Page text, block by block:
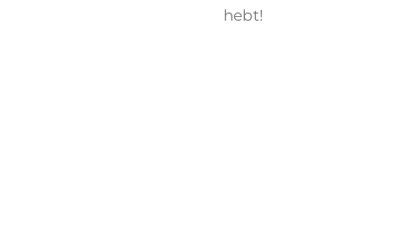
hebt!